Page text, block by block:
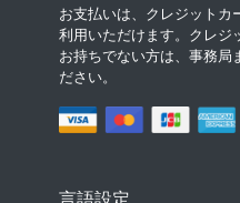
お支払いは、クレジットカ
利用いただけます。クレジ
お持ちでない方は、事務局
ださい。
言語設定